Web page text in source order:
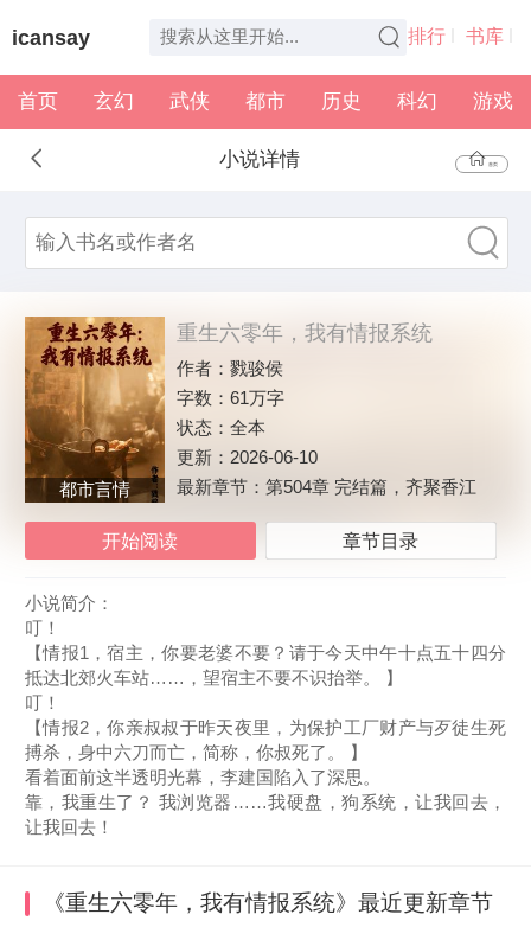
icansay 排行 书库
全本 书架
首页 玄幻 武侠 都市 历史 科幻 游戏
小说详情 首页
都市言情
重生六零年，我有情报系统
作者：戮骏侯
字数：61万字
状态：全本
更新： 2026-06-10
最新章节：第504章 完结篇，齐聚香江
开始阅读 章节目录
小说简介：
叮！
【情报1，宿主，你要老婆不要？请于今天中午十点五十四分
抵达北郊火车站……，望宿主不要不识抬举。 】
叮！
【情报2，你亲叔叔于昨天夜里，为保护工厂财产与歹徒生死
搏杀，身中六刀而亡，简称，你叔死了。 】
看着面前这半透明光幕，李建国陷入了深思。
靠，我重生了？ 我浏览器……我硬盘，狗系统，让我回去，
让我回去！
《重生六零年，我有情报系统》 最近更新章节